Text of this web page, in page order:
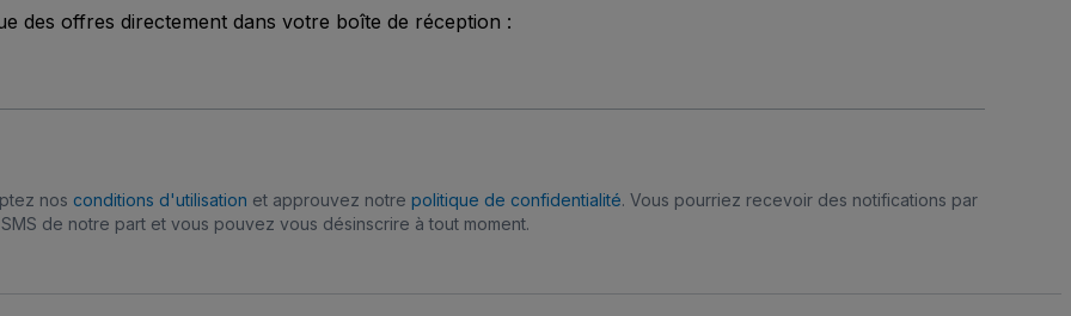
des offres directement dans votre boîte de réception :
nos conditions d'utilisation et approuvez notre politique de confidentialité. Vous pourriez recevoir des notifications par
SMS de notre part et vous pouvez vous désinscrire à tout moment.